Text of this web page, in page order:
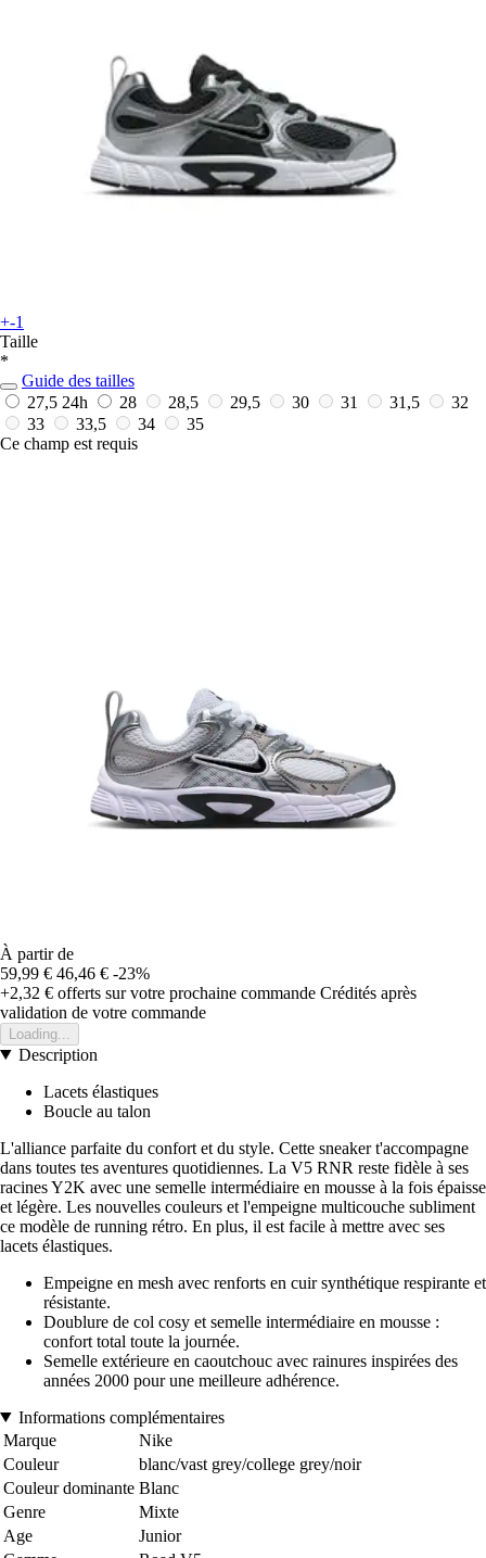
+-1
Taille
*
Guide des tailles
27,5 24h 28 28,5 29,5 30 31 31,5
32
33
33,5 34
35
Ce champ est requis
À partir de
59,99 € 46,46 € -23%
+2,32 € offerts sur votre prochaine commande Crédités après
validation de votre commande
Loading...
Description
Lacets élastiques
Boucle au talon
L'alliance parfaite du confort et du style. Cette sneaker t'accompagne
dans toutes tes aventures quotidiennes. La V5 RNR reste fidèle à ses
racines Y2K avec une semelle intermédiaire en mousse à la fois épaisse
et légère. Les nouvelles couleurs et l'empeigne multicouche subliment
ce modèle de running rétro. En plus, il est facile à mettre avec ses
lacets élastiques.
Empeigne en mesh avec renforts en cuir synthétique respirante et
résistante.
Doublure de col cosy et semelle intermédiaire en mousse :
confort total toute la journée.
Semelle extérieure en caoutchouc avec rainures inspirées des
années 2000 pour une meilleure adhérence.
Informations complémentaires
Marque
Nike
Couleur
blanc/vast grey/college grey/noir
Couleur dominante Blanc
Genre
Mixte
Age
Junior